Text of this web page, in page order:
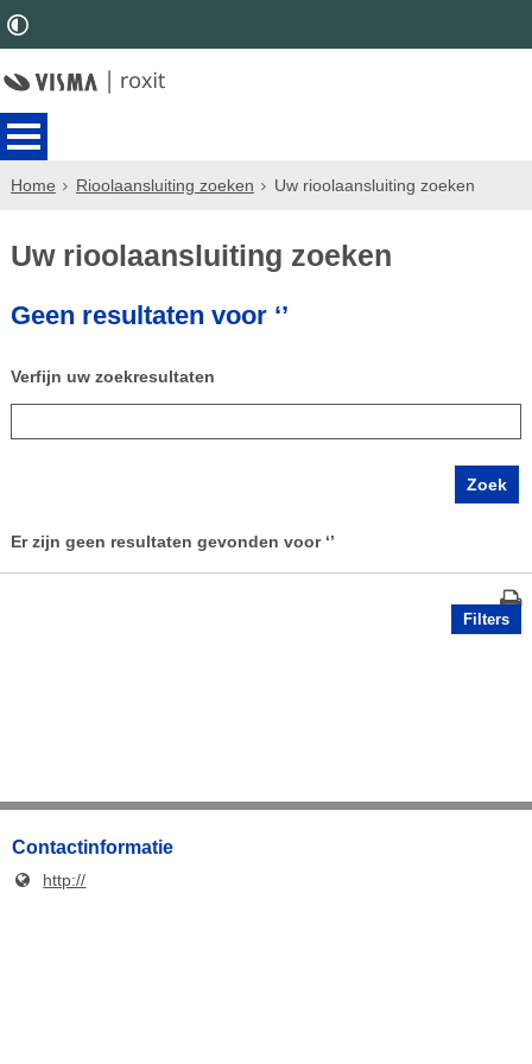
Home Rioolaansluiting zoeken Uw rioolaansluiting zoeken
Uw rioolaansluiting zoeken
Geen resultaten voor ‘’
Verfijn uw zoekresultaten
Er zijn geen resultaten gevonden voor ‘’
Filters
Contactinformatie
http://